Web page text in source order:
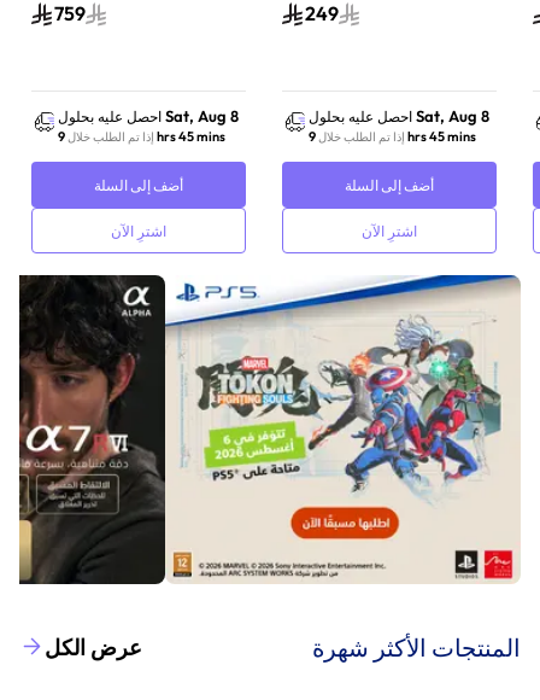
واكس بوكس وسويتش
759
احصل عليه بحلول Sat, Aug 8
إذا تم الطلب خلال 9 hrs 45 mins
أضف إلى السلة
اشترِ الآن
249
احصل عليه بحلول Sat, Aug 8
إذا تم الطلب خلال 9 hrs 45 mins
أضف إلى السلة
اشترِ الآن
‫المنتجات الأكثر شهرة‬ عرض الكل